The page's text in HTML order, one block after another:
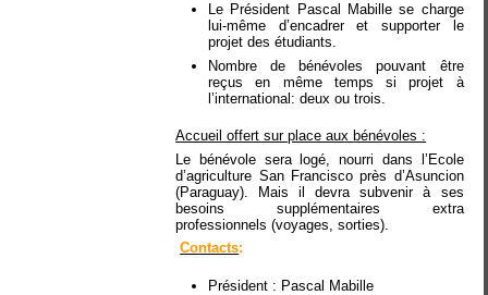
Le Président Pascal Mabille se charge
lui-même d’encadrer et supporter le
projet des étudiants.
Nombre de bénévoles pouvant être
reçus en même temps si projet à
l’international: deux ou trois.
Accueil offert sur place aux bénévoles :
Le bénévole sera logé, nourri dans l’Ecole
d’agriculture San Francisco près d’Asuncion
(Paraguay). Mais il devra subvenir à ses
besoins supplémentaires extra
professionnels (voyages, sorties).
Contacts:
Président : Pascal Mabille